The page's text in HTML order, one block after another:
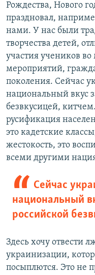
Рождества, Нового
праздновал,
нами. У нас были
творчества детей,
участия учеников
мероприятий,
поколения. Сейчас
национальный вкус
безвкусицей,
русификация
это кадетские
жестокость, это
всеми другими
Сейчас
национальный
российской
Здесь хочу отвести
украинизации,
посыплются. Это не